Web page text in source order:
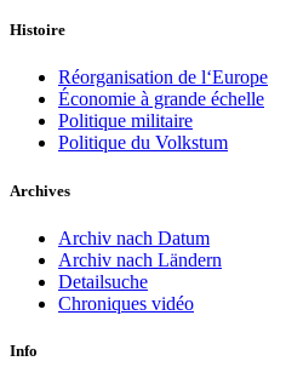
Histoire
Réorganisation de l‘Europe
Économie à grande échelle
Politique militaire
Politique du Volkstum
Archives
Archiv nach Datum
Archiv nach Ländern
Detailsuche
Chroniques vidéo
Info